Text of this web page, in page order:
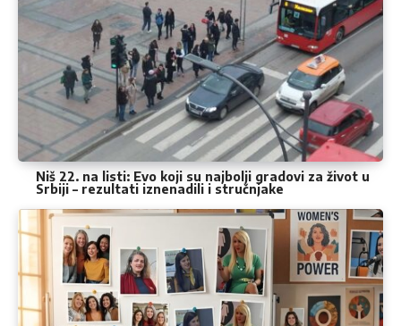
Niš 22. na listi: Evo koji su najbolji gradovi za život u
Srbiji – rezultati iznenadili i stručnjake